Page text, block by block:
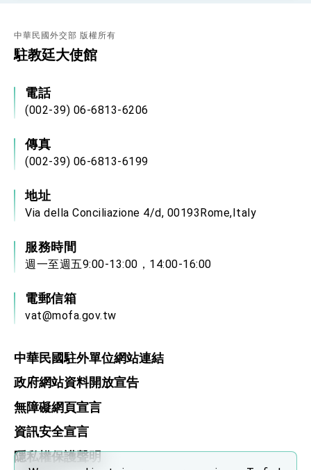
中華民國外交部 版權所有
駐教廷大使館
電話
(002-39) 06-6813-6206
傳真
(002-39) 06-6813-6199
地址
Via della Conciliazione 4/d, 00193Rome,Italy
服務時間
週一至週五9:00-13:00，14:00-16:00
電郵信箱
vat@mofa.gov.tw
中華民國駐外單位網站連結
政府網站資料開放宣告
無障礙網頁宣言
資訊安全宣言
隱私權保護聲明